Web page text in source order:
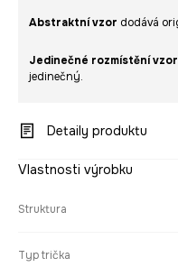
Abstraktní vzor dodává
Jedinečné rozmístění
jedinečný.
Detaily produktu
Vlastnosti výrobku
Struktura
Typ trička